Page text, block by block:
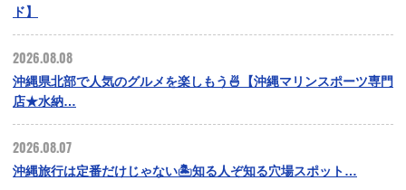
ド】
2026.08.08
沖縄県北部で人気のグルメを楽しもう🍜【沖縄マリンスポーツ専門
店★水納…
2026.08.07
沖縄旅行は定番だけじゃない🏝️知る人ぞ知る穴場スポット…